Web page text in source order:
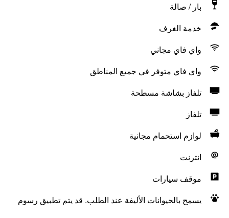
بار / صالة
خدمة الغرف
واي فاي مجاني
واي فاي متوفر في جميع المناطق
تلفاز بشاشة مسطحة
تلفاز
لوازم استحمام مجانية
انترنت
موقف سيارات
يسمح بالحيوانات الأليفة عند الطلب. قد يتم تطبيق رسوم